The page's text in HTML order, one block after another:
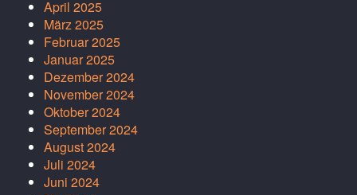
April 2025
März 2025
Februar 2025
Januar 2025
Dezember 2024
November 2024
Oktober 2024
September 2024
August 2024
Juli 2024
Juni 2024